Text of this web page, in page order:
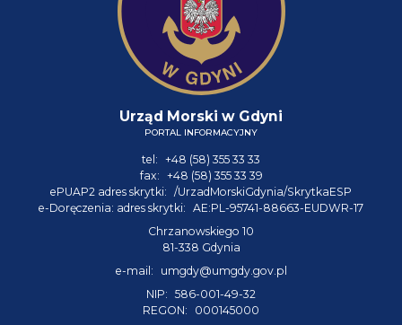
Urząd Morski w Gdyni
PORTAL INFORMACYJNY
tel: +48 (58) 355 33 33
fax: +48 (58) 355 33 39
ePUAP2 adres skrytki: /UrzadMorskiGdynia/SkrytkaESP
e-Doręczenia: adres skrytki: AE:PL-95741-88663-EUDWR-17
Chrzanowskiego 10
81-338 Gdynia
e-mail:
umgdy@umgdy.gov.pl
NIP: 586-001-49-32
REGON:
000145000